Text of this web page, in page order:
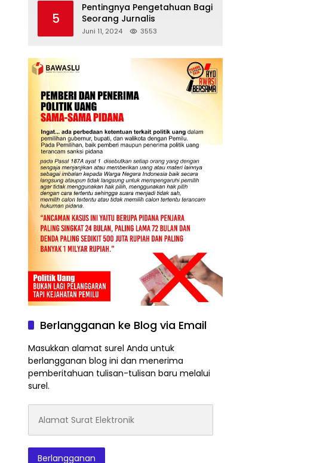
5
Pentingnya Pengetahuan Bagi
Seorang Jurnalis
Juni 11, 2024 3553
Berlangganan ke Blog via Email
Masukkan alamat surel Anda untuk
berlangganan blog ini dan menerima
pemberitahuan tulisan-tulisan baru melalui
surel.
Surat
Elektronik
Berlangganan